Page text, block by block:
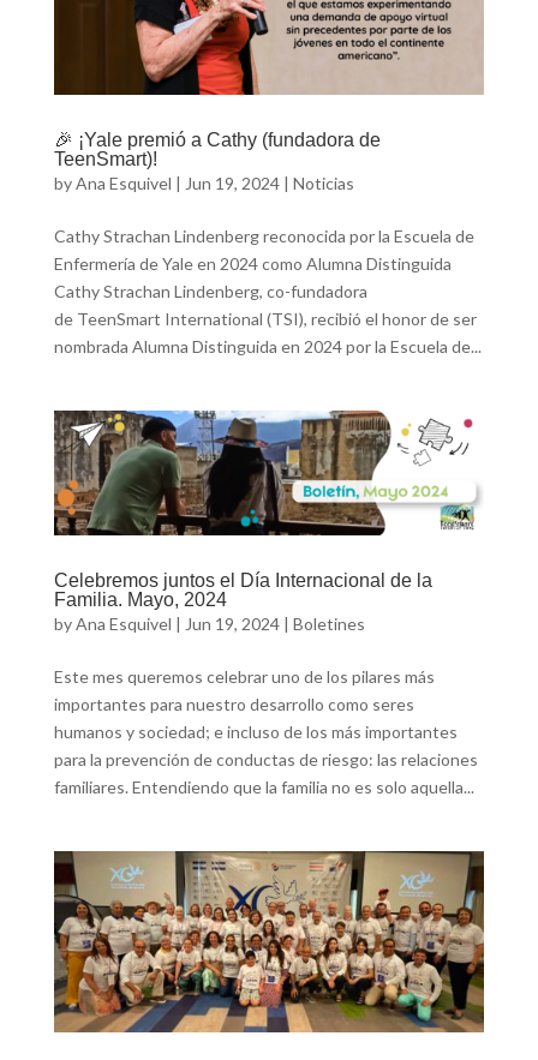
🎉 ¡Yale premió a Cathy (fundadora de
TeenSmart)!
byAna Esquivel | Jun 19, 2024| Noticias
Cathy Strachan Lindenberg reconocida por la Escuela de
Enfermería de Yale en 2024 como Alumna Distinguida
Cathy Strachan Lindenberg, co-fundadora
de TeenSmart International (TSI), recibió el honor de ser
nombrada Alumna Distinguida en 2024 por la Escuela de...
Celebremos juntos el Día Internacional de la
Familia. Mayo, 2024
byAna Esquivel | Jun 19, 2024| Boletines
Este mes queremos celebrar uno de los pilares más
importantes para nuestro desarrollo como seres
humanos y sociedad; e incluso de los más importantes
para la prevención de conductas de riesgo: las relaciones
familiares. Entendiendo que la familia no es solo aquella...